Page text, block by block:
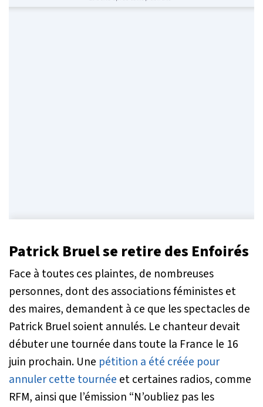
Patrick Bruel se retire des Enfoirés
Face à toutes ces plaintes, de nombreuses
personnes, dont des associations féministes et
des maires, demandent à ce que les spectacles de
Patrick Bruel soient annulés. Le chanteur devait
débuter une tournée dans toute la France le 16
juin prochain. Une pétition a été créée pour
annuler cette tournée et certaines radios, comme
RFM, ainsi que l’émission “N’oubliez pas les